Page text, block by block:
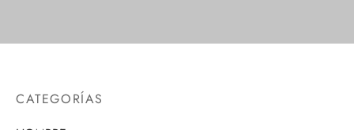
CATEGORÍAS